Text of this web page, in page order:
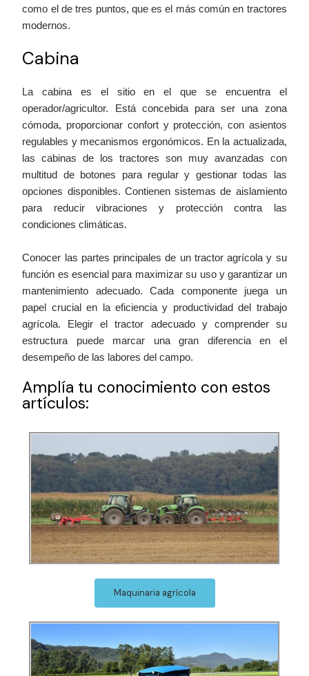
como el de tres puntos, que es el más común en tractores
modernos.
Cabina
La cabina es el sitio en el que se encuentra el
operador/agricultor. Está concebida para ser una zona
cómoda, proporcionar confort y protección, con asientos
regulables y mecanismos ergonómicos. En la actualizada,
las cabinas de los tractores son muy avanzadas con
multitud de botones para regular y gestionar todas las
opciones disponibles. Contienen sistemas de aislamiento
para reducir vibraciones y protección contra las
condiciones climáticas.
Conocer las partes principales de un tractor agrícola y su
función es esencial para maximizar su uso y garantizar un
mantenimiento adecuado. Cada componente juega un
papel crucial en la eficiencia y productividad del trabajo
agrícola. Elegir el tractor adecuado y comprender su
estructura puede marcar una gran diferencia en el
desempeño de las labores del campo.
Amplía tu conocimiento con estos
artículos:
Maquinaria agrícola